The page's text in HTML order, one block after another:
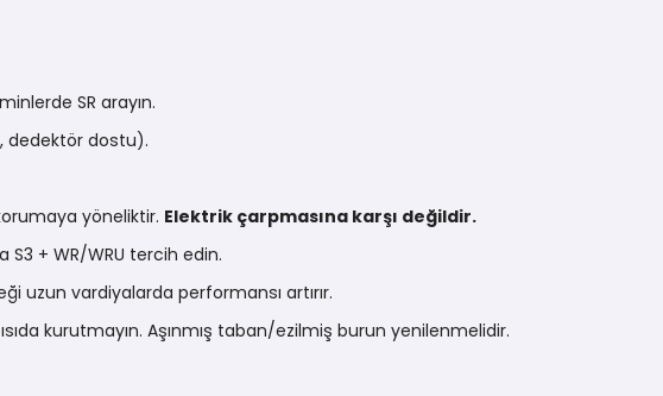
SR arayın.
dedektör dostu).
yöneliktir. Elektrik çarpmasına karşı değildir.
S3 + WR/WRU tercih edin.
uzun vardiyalarda performansı artırır.
kurutmayın. Aşınmış taban/ezilmiş burun yenilenmelidir.